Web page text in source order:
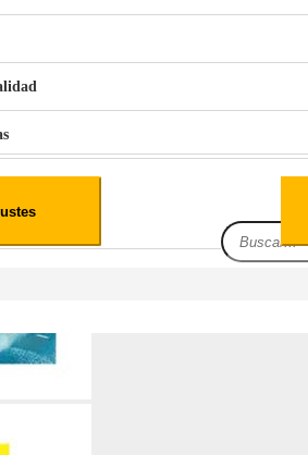
1,1L Limpia Sofás Alfombras
web, los datos pueden almacenarse o